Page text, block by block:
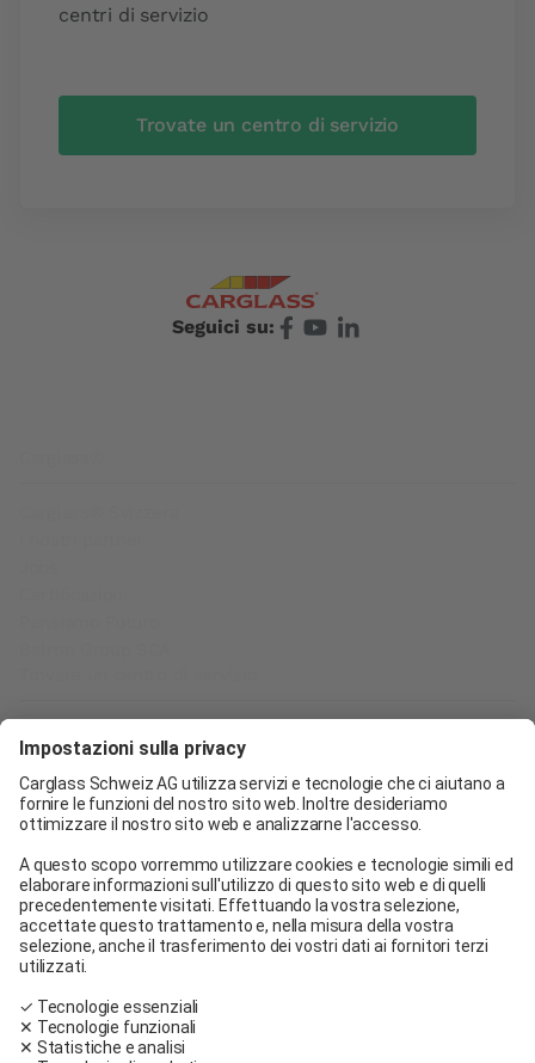
centri di servizio
Trovate un centro di servizio
Seguici su:
Carglass® Pratteln
Carglass® Berna
Carglass® Winterthur
Carglass® Oftringen
Carglass® Volketswil
Contatto
Carglass® vicino a me
Facebook
Youtube
Linkedin